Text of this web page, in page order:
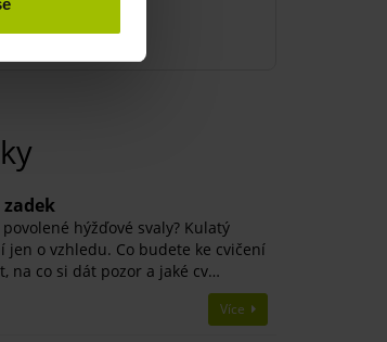
povolené hýžďové svaly? Kulatý
jen o vzhledu. Co budete ke cvičení
na co si dát pozor a jaké cv…
Více